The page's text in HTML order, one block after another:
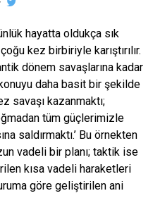
hayatta oldukça sık
kez birbiriyle karıştırılır.
dönem savaşlarına kadar
daha basit bir şekilde
savaşı kazanmaktı;
tüm güçlerimizle
saldırmaktı.’ Bu örnekten
vadeli bir planı; taktik ise
kısa vadeli haraketleri
göre geliştirilen ani